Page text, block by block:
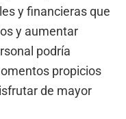
y financieras que
y aumentar
podría
propicios
de mayor